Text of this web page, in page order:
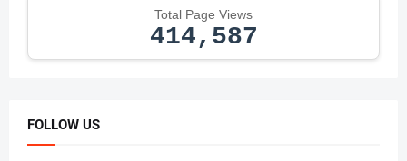
Total Page Views
414,587
FOLLOW US